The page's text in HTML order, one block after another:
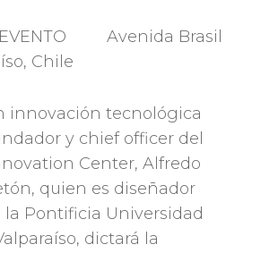
EVENTO Avenida Brasil
Chile
innovación tecnológica
y chief officer del
Center, Alfredo
quien es diseñador
Pontificia Universidad
dictará la